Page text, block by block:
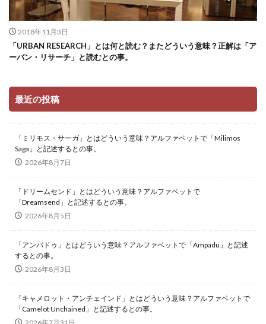
2018年11月3日
「URBAN RESEARCH」とは何と読む？またどういう意味？正解は「ア
ーバン・リサーチ」と読むとの事。
最近の投稿
「ミリモス・サーガ」とはどういう意味？アルファベットで「Milimos
Saga」と記述するとの事。
2026年8月7日
「ドリームセンド」とはどういう意味？アルファベットで
「Dreamsend」と記述するとの事。
2026年8月5日
「アンパドゥ」とはどういう意味？アルファベットで「Ampadu」と記述
するとの事。
2026年8月3日
「キャメロット・アンチェインド」とはどういう意味？アルファベットで
「Camelot Unchained」と記述するとの事。
2026年7月31日